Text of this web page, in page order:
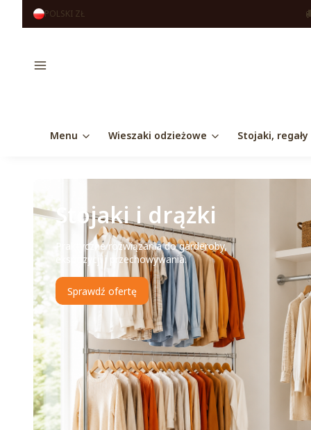
POLSKI ZŁ
Menu
Menu Wieszaki odzieżowe Stojaki,
Stojaki i drążki
Praktyczne rozwiązania do garderoby,
ekspozycji i przechowywania.
Sprawdź ofertę